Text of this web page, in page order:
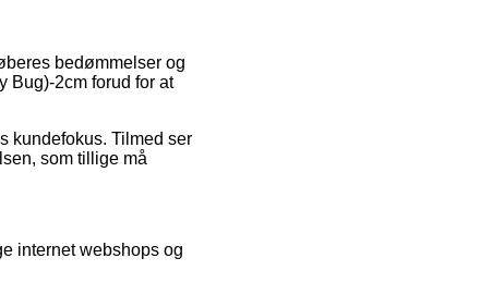
bedømmelser og
Bug)-2cm forud for at
kundefokus. Tilmed ser
som tillige må
internet webshops og